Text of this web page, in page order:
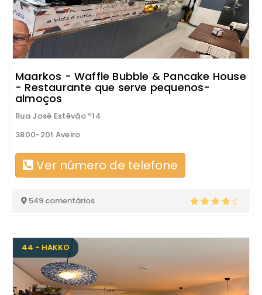
Maarkos - Waffle Bubble & Pancake House
- Restaurante que serve pequenos-
almoços
Rua José Estêvão º14
3800-201 Aveiro
Ver número de telefone
549 comentários
44 - HAKKO